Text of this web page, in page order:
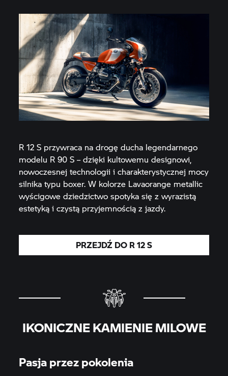
R 12 S przywraca na drogę ducha legendarnego
modelu R 90 S – dzięki kultowemu designowi,
nowoczesnej technologii i charakterystycznej mocy
silnika typu boxer. W kolorze Lavaorange metallic
wyścigowe dziedzictwo spotyka się z wyrazistą
estetyką i czystą przyjemnością z jazdy.
PRZEJDŹ DO R 12 S
IKONICZNE KAMIENIE MILOWE
Pasja przez pokolenia